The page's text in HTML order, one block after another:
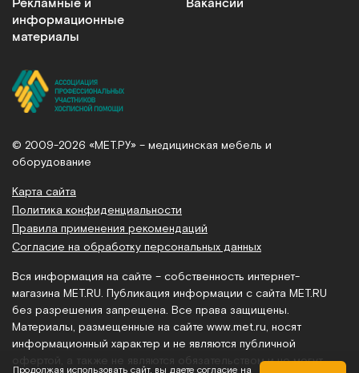
Рекламные и
информационные
материалы
Вакансии
© 2009-2026 «МЕТ.РУ» – медицинская мебель и
оборудование
Карта сайта
Политика конфиденциальности
Правила применения рекомендаций
Согласие на обработку персональных данных
Вся информация на сайте – собственность интернет-
магазина MET.RU. Публикация информации с сайта MET.RU
без разрешения запрещена. Все права защищены.
Материалы, размещенные на сайте www.met.ru , носят
информационный характер и не являются публичной
офертой, а также не являются обязательством и не могут
Продолжая использовать сайт, вы даете согласие на